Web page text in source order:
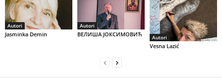
Autori
Jasminka Demin
Autori
ВЕЛИША ЈОКСИМОВИЋ Autori
Vesna Lazić